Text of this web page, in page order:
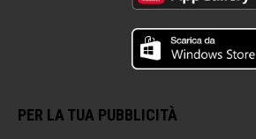
PER LA TUA PUBBLICITÀ